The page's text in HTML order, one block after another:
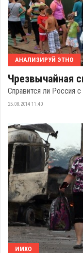
АНАЛИЗИРУЙ ЭТНО
Чрезвычайная
Справится ли Россия
25.08.2014 11:40
ИМХО